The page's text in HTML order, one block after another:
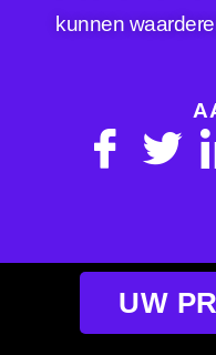
kunnen
UW